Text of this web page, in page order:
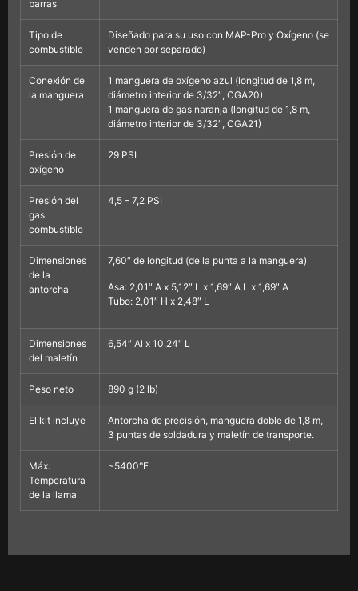
barras
Tipo de
combustible
Diseñado para su uso con MAP-Pro y Oxígeno (se
venden por separado)
Conexión de
la manguera
1 manguera de oxígeno azul (longitud de 1,8 m,
diámetro interior de 3/32″, CGA20)
1 manguera de gas naranja (longitud de 1,8 m,
diámetro interior de 3/32″, CGA21)
Presión de
oxígeno
29 PSI
Presión del
gas
combustible
4,5 – 7,2 PSI
Dimensiones
de la
antorcha
7,60″ de longitud (de la punta a la manguera)
Asa: 2,01″ A x 5,12″ L x 1,69″ A L x 1,69″ A
Tubo: 2,01″ H x 2,48″ L
Dimensiones
del maletín
6,54″ Al x 10,24″ L
Peso neto 890 g (2 lb)
El kit incluye
Antorcha de precisión, manguera doble de 1,8 m,
3 puntas de soldadura y maletín de transporte.
Máx.
Temperatura
de la llama
~5400°F